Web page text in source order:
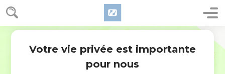
Votre vie privée est importante
pour nous